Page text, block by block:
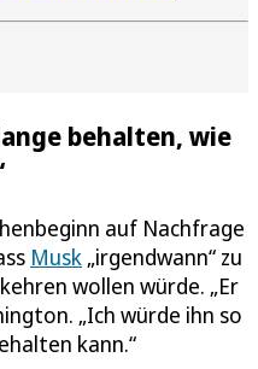
behalten, wie
auf Nachfrage
Musk „irgendwann“ zu
wollen würde. „Er
„Ich würde ihn so
kann.“